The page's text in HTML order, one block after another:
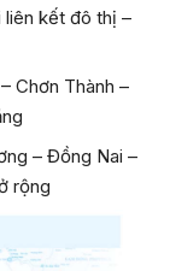
liên kết đô thị –
Chơn Thành –
– Đồng Nai –
rộng